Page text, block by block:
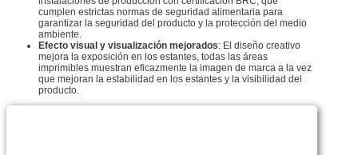
cumplen estrictas normas de seguridad alimentaria para
garantizar la seguridad del producto y la protección del medio
ambiente.
Efecto visual y visualización mejorados: El diseño creativo
mejora la exposición en los estantes, todas las áreas
imprimibles muestran eficazmente la imagen de marca a la vez
que mejoran la estabilidad en los estantes y la visibilidad del
producto.